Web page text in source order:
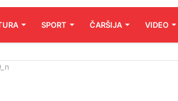
SPORT ČARŠIJA VIDEO